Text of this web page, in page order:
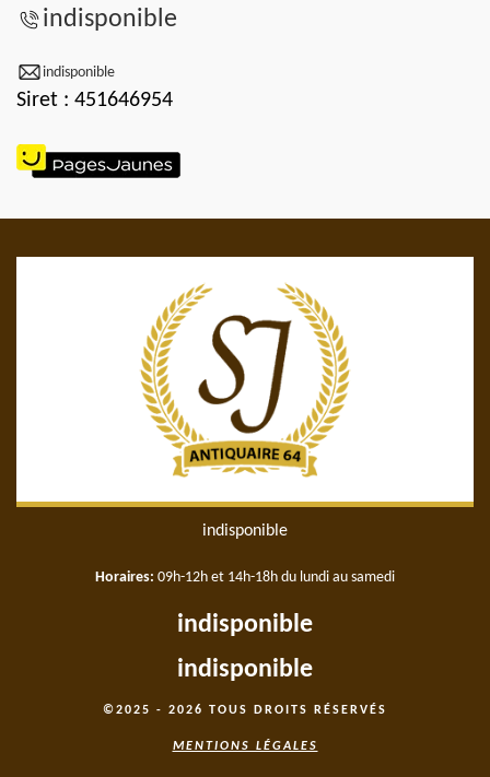
indisponible
indisponible
Siret : 451646954
indisponible
Horaires: 09h-12h et 14h-18h du lundi au samedi
indisponible
indisponible
©2025 - 2026 TOUS DROITS RÉSERVÉS
MENTIONS LÉGALES